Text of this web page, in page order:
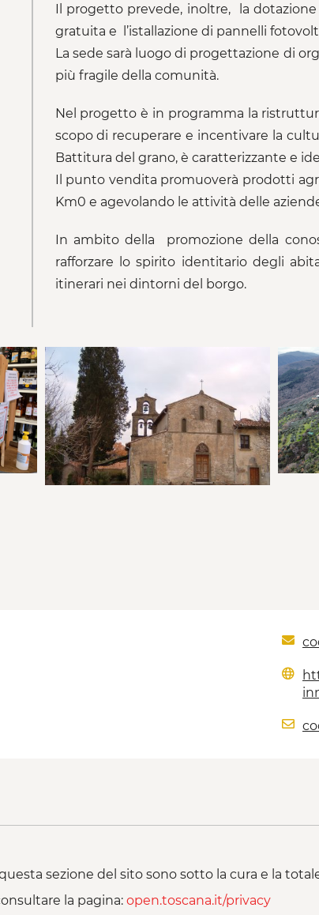
Il progetto prevede, inoltre, la
gratuita e l’istallazione di pannelli
La sede sarà luogo di progettazione di
più fragile della comunità.
Nel progetto è in programma la
scopo di recuperare e incentivare la
Battitura del grano, è caratterizzante e
Il punto vendita promuoverà prodotti
Km0 e agevolando le attività delle
In ambito della promozione della
rafforzare lo spirito identitario degli
itinerari nei dintorni del borgo.
sezione del sito sono sotto la cura e la
la pagina: open.toscana.it/privacy